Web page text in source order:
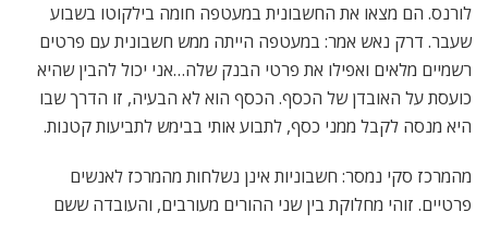
לורנס. הם מצאו את החשבונית במעטפה חומה בילקוטו בשבוע
שעבר. דרק נאש אמר: במעטפה הייתה ממש חשבונית עם פרטים
רשמיים מלאים ואפילו את פרטי הבנק שלה…אני יכול להבין שהיא
כועסת על האובדן של הכסף. הכסף הוא לא הבעיה, זו הדרך שבו
היא מנסה לקבל ממני כסף, לתבוע אותי בבימש לתביעות קטנות.
מהמרכז סקי נמסר: חשבוניות אינן נשלחות מהמרכז לאנשים
פרטיים. זוהי מחלוקת בין שני ההורים מעורבים, והעובדה ששם